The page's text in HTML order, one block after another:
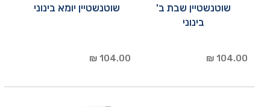
שוטנשטיין שבת ב'
בינוני
104.00 ₪
שוטנשטיין יומא בינוני
104.00 ₪